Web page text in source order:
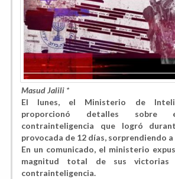
Masud Jalili *
El lunes, el Ministerio de
proporcionó detalles
contrainteligencia que logró
provocada de 12 días, sorprendiendo a
En un comunicado, el ministerio
magnitud total de sus
contrainteligencia.